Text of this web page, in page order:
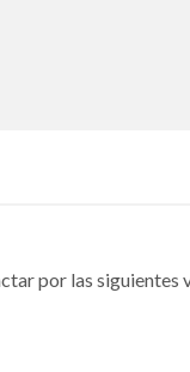
por las siguientes